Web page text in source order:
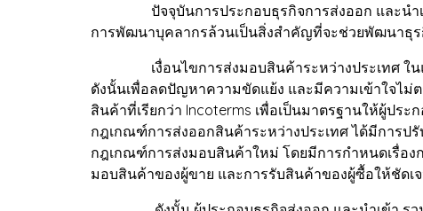
ปัจจุบันการประกอบธุรกิจการส่งออก และนำเข้า
การพัฒนาบุคลากรล้วนเป็นสิ่งสำคัญที่จะช่วยพัฒนาธุร
เงื่อนไขการส่งมอบสินค้าระหว่างประเทศ ในแต่
ดังนั้นเพื่อลดปัญหาความขัดแย้ง และมีความเข้าใจไม่
สินค้าที่เรียกว่า Incoterms เพื่อเป็นมาตรฐานให้ผู้ปร
กฎเกณฑ์การส่งออกสินค้าระหว่างประเทศ ได้มีการป
กฎเกณฑ์การส่งมอบสินค้าใหม่ โดยมีการกำหนดเรื่อง
มอบสินค้าของผู้ขาย และการรับสินค้าของผู้ซื้อให้ชัดเ